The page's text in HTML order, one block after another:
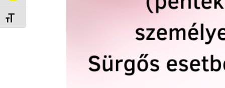
Betűméret váltása